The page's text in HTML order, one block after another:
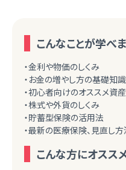
こんなことが学べま
・金利や物価のしくみ
・お金の増やし方の基礎知識
・初心者向けのオススメ資
・株式や外貨のしくみ
・貯蓄型保険の活用法
・最新の医療保険、見直し
こんな方にオススメ